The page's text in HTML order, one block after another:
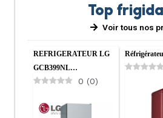
Top
Voir tous nos
REFRIGERATEUR LG
GCB399NL…
0 (0)